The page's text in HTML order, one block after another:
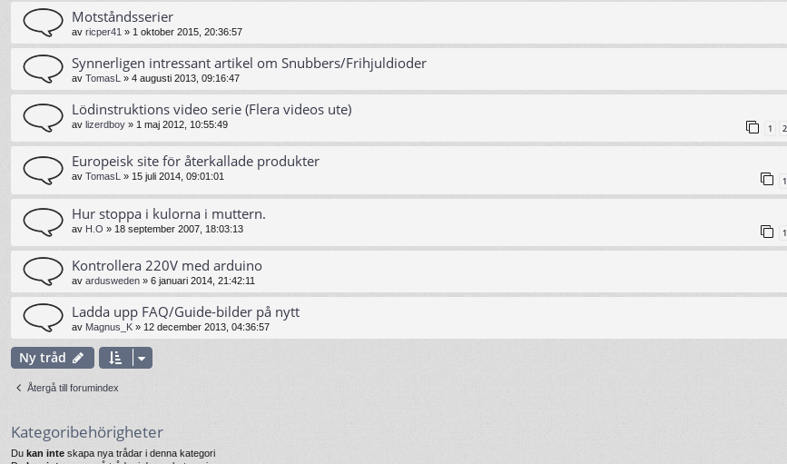
Motståndsserier
av ricper41 » 1 oktober 2015, 20:36:57
Synnerligen intressant artikel om Snubbers/Frihjuldioder
av TomasL » 4 augusti 2013, 09:16:47
Lödinstruktions video serie (Flera videos ute)
av lizerdboy » 1 maj 2012, 10:55:49 1 2
Europeisk site för återkallade produkter
av TomasL » 15 juli 2014, 09:01:01 1
Hur stoppa i kulorna i muttern.
av H.O » 18 september 2007, 18:03:13 1
Kontrollera 220V med arduino
av ardusweden » 6 januari 2014, 21:42:11
Ladda upp FAQ/Guide-bilder på nytt
av Magnus_K » 12 december 2013, 04:36:57
Ny tråd
Återgå till forumindex
Kategoribehörigheter
Du kan inte skapa nya trådar i denna kategori